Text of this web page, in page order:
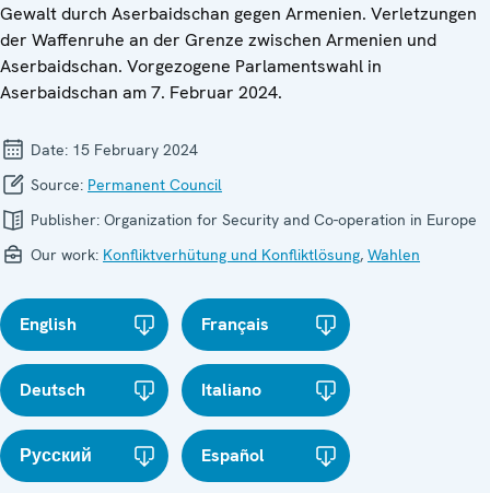
Gewalt durch Aserbaidschan gegen Armenien. Verletzungen
der Waffenruhe an der Grenze zwischen Armenien und
Aserbaidschan. Vorgezogene Parlamentswahl in
Aserbaidschan am 7. Februar 2024.
Date: 15 February 2024
Source: Permanent Council
Publisher: Organization for Security and Co-operation in Europe
Our work: Konfliktverhütung und Konfliktlösung, Wahlen
English Français
Deutsch Italiano
Русский Español